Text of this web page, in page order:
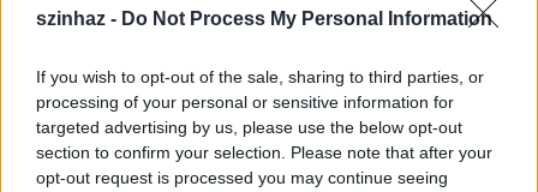
szinhaz - Do Not Process My Personal Information
If you wish to opt-out of the sale, sharing to third parties, or
processing of your personal or sensitive information for
targeted advertising by us, please use the below opt-out
section to confirm your selection. Please note that after your
opt-out request is processed you may continue seeing
Hogyan múlatja az ember az idejét egy fogolytáborban,
magyar kommunista évekre? Milyen is az igaz magyar
desszert? Lehet-e a szombati kalácsot zsírral készíteni?
Hédi vacsorára látja vendégül a 35-40 fõs közönséget,
akik a nagy családi asztal mellett hallgatják-nézik-eszik
végig az elmúlt évszázadot.